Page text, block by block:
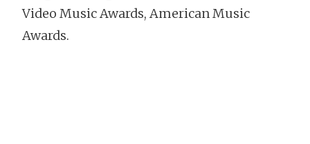
Video Music Awards, American Music
Awards.